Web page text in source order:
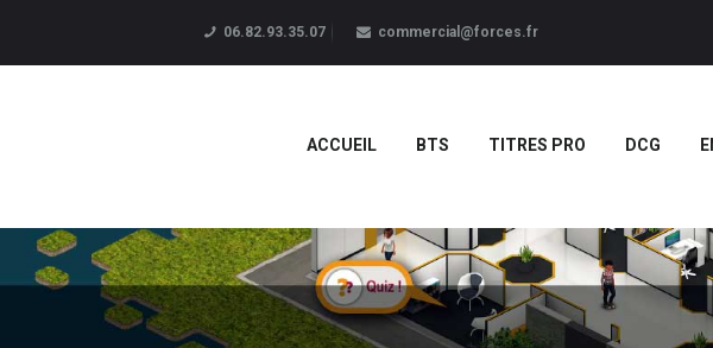
06.82.93.35.07 commercial@forces.fr
ACCUEIL BTS TITRES PRO DCG
BTS
DCG
MARQUE